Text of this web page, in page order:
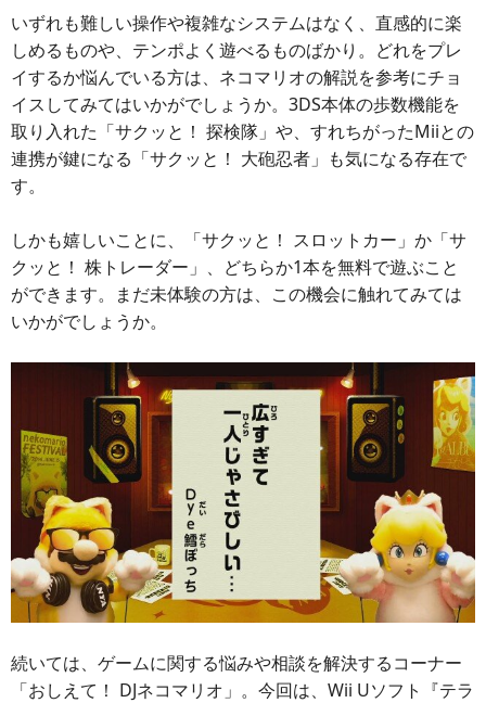
いずれも難しい操作や複雑なシステムはなく、直感的に楽
しめるものや、テンポよく遊べるものばかり。どれをプレ
イするか悩んでいる方は、ネコマリオの解説を参考にチョ
イスしてみてはいかがでしょうか。3DS本体の歩数機能を
取り入れた「サクッと！ 探検隊」や、すれちがったMiiとの
連携が鍵になる「サクッと！ 大砲忍者」も気になる存在で
す。
しかも嬉しいことに、「サクッと！ スロットカー」か「サ
クッと！ 株トレーダー」、どちらか1本を無料で遊ぶこと
ができます。まだ未体験の方は、この機会に触れてみては
いかがでしょうか。
続いては、ゲームに関する悩みや相談を解決するコーナー
「おしえて！ DJネコマリオ」。今回は、Wii Uソフト『テラ